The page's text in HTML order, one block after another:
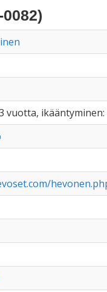
vuotta, ikääntyminen: